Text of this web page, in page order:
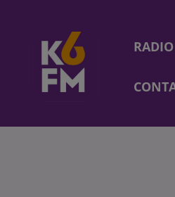
RADIO